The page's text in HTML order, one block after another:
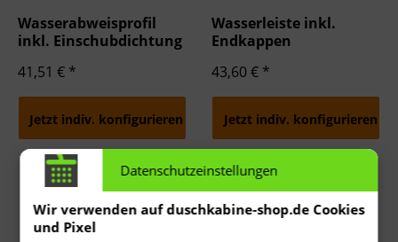
Wasserabweisprofil
inkl. Einschubdichtung
41,51 € *
Jetzt indiv. konfigurieren
Wasserleiste inkl.
Endkappen
43,60 € *
Jetzt indiv. konfigurieren
Datenschutzeinstellungen
Wir verwenden auf duschkabine-shop.de Cookies
und Pixel